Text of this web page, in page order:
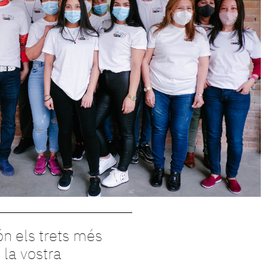
els trets més
vostra